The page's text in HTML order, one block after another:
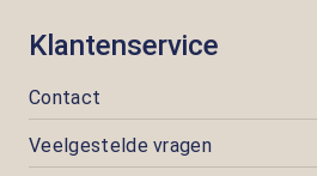
Klantenservice
Contact
Veelgestelde vragen